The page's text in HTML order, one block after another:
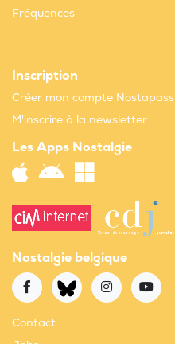
Fréquences
Inscription
Créer mon compte Nostapass
M'inscrire à la newsletter
Les Apps Nostalgie
Nostalgie belgique
Contact